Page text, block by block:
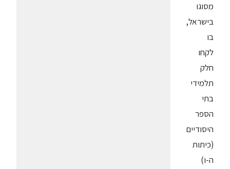
מסוגו
בישראל,
בו
לקחו
חלק
תלמידי
בתי
הספר
היסודיים
(כיתות
ה-ו)